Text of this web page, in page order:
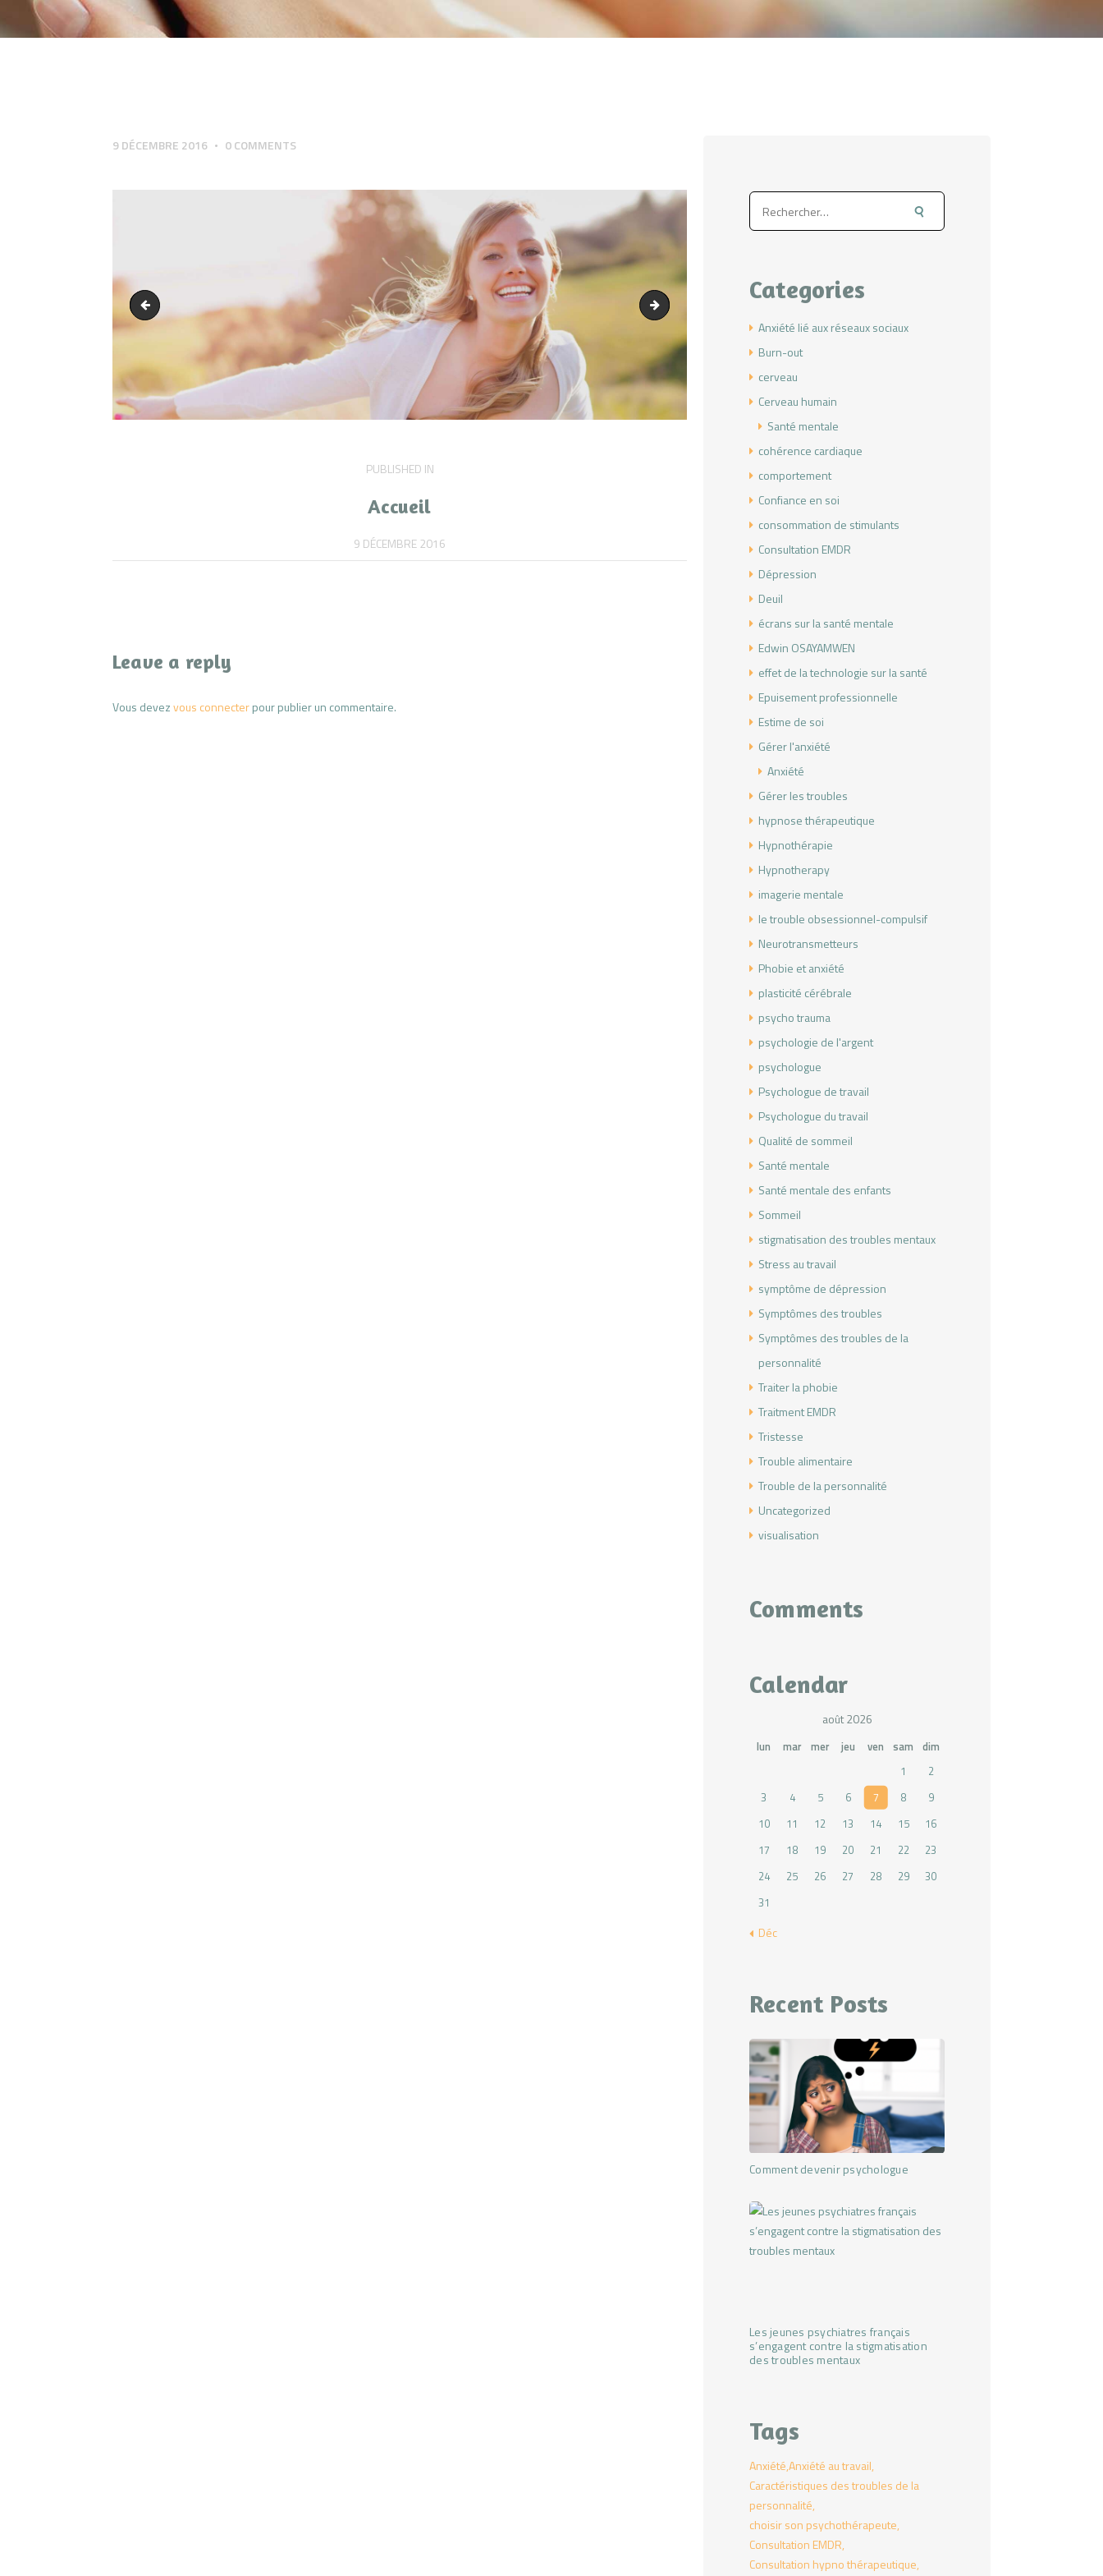
9 DÉCEMBRE 2016 0 COMMENTS
bg_banner2 bg_banner3
l’article
PUBLISHED IN
Accueil
9 DÉCEMBRE 2016
Leave a reply
Vous devezvous connecterpour publier un commentaire.
Rechercher :
Categories
Anxiété lié aux réseaux sociaux
Burn-out
cerveau
Cerveau humain
Santé mentale
cohérence cardiaque
comportement
Confiance en soi
consommation de stimulants
Consultation EMDR
Dépression
Deuil
écrans sur la santé mentale
Edwin OSAYAMWEN
effet de la technologie sur la santé
Epuisement professionnelle
Estime de soi
Gérer l'anxiété
Anxiété
Gérer les troubles
hypnose thérapeutique
Hypnothérapie
Hypnotherapy
imagerie mentale
le trouble obsessionnel-compulsif
Neurotransmetteurs
Phobie et anxiété
plasticité cérébrale
psycho trauma
psychologie de l'argent
psychologue
Psychologue de travail
Psychologue du travail
Qualité de sommeil
Santé mentale
Santé mentale des enfants
Sommeil
stigmatisation des troubles mentaux
Stress au travail
symptôme de dépression
Symptômes des troubles
Symptômes des troubles de la
personnalité
Traiter la phobie
Traitment EMDR
Tristesse
Trouble alimentaire
Trouble de la personnalité
Uncategorized
visualisation
Comments
Calendar
août 2026
lun mar mer jeu ven sam dim
1
2
3
4 5 6 7 8
9
10
11 12 13 14 15
16
17
18 19 20 21 22
23
24
25 26 27 28 29
30
31
« Déc
Recent Posts
Comment devenir psychologue
Les jeunes psychiatres français
s’engagent contre la stigmatisation
des troubles mentaux
Tags
AnxiétéAnxiété au travail
Caractéristiques des troubles de la
personnalité
choisir son psychothérapeute
Consultation EMDR
Consultation hypno thérapeutique